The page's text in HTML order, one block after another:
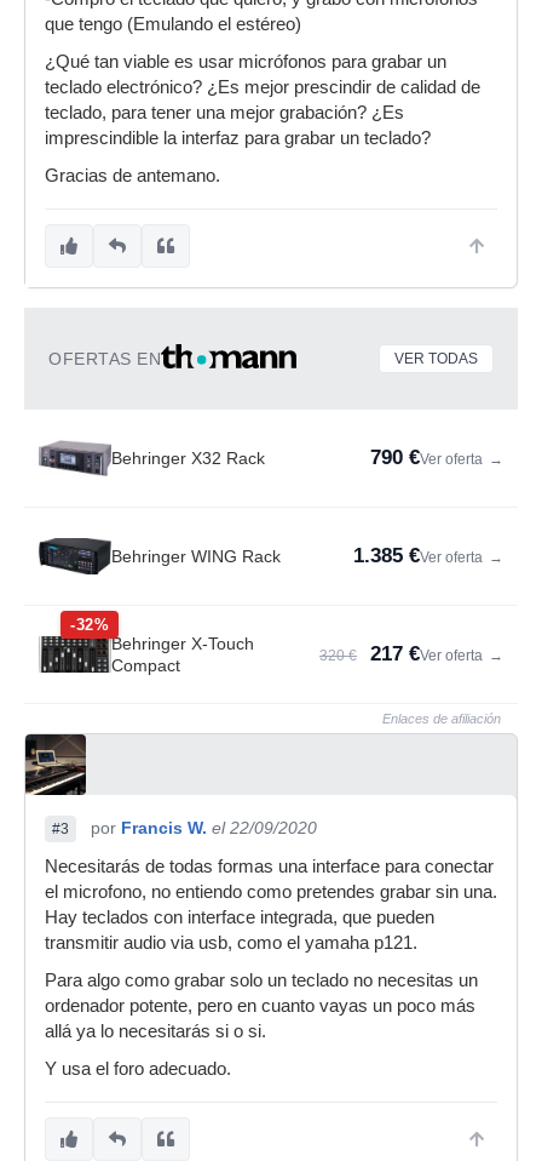
que tengo (Emulando el estéreo)
¿Qué tan viable es usar micrófonos para grabar un
teclado electrónico? ¿Es mejor prescindir de calidad de
teclado, para tener una mejor grabación? ¿Es
imprescindible la interfaz para grabar un teclado?
Gracias de antemano.
OFERTAS EN VER TODAS
Behringer X32 Rack 790 €Ver oferta →
Behringer WING Rack 1.385 €Ver oferta →
-32%
Behringer X-Touch
Compact
320 € 217 €Ver oferta →
Enlaces de afiliación
#3 por Francis W. el 22/09/2020
Necesitarás de todas formas una interface para conectar
el microfono, no entiendo como pretendes grabar sin una.
Hay teclados con interface integrada, que pueden
transmitir audio via usb, como el yamaha p121.
Para algo como grabar solo un teclado no necesitas un
ordenador potente, pero en cuanto vayas un poco más
allá ya lo necesitarás si o si.
Y usa el foro adecuado.